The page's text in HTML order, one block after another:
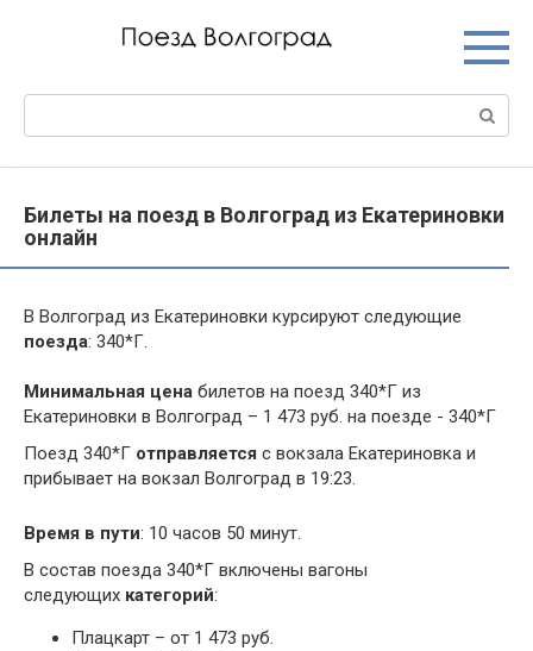
Билеты на поезд в Волгоград из Екатериновки
онлайн
В Волгоград из Екатериновки курсируют следующие
поезда: 340*Г.
Минимальная цена билетов на поезд 340*Г из
Екатериновки в Волгоград – 1 473 руб. на поезде - 340*Г
Поезд 340*Г отправляется с вокзала Екатериновка и
прибывает на вокзал Волгоград в 19:23.
Время в пути: 10 часов 50 минут.
В состав поезда 340*Г включены вагоны
следующих категорий:
Плацкарт – от 1 473 руб.